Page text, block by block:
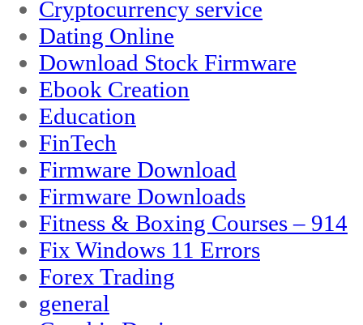
Cryptocurrency service
Dating Online
Download Stock Firmware
Ebook Creation
Education
FinTech
Firmware Download
Firmware Downloads
Fitness & Boxing Courses – 914
Fix Windows 11 Errors
Forex Trading
general